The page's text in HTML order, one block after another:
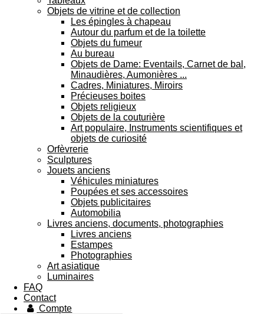
Objets de vitrine et de collection
Les épingles à chapeau
Autour du parfum et de la toilette
Objets du fumeur
Au bureau
Objets de Dame: Eventails, Carnet de bal,
Minaudières, Aumonières ...
Cadres, Miniatures, Miroirs
Précieuses boites
Objets religieux
Objets de la couturière
Art populaire, Instruments scientifiques et
objets de curiosité
Orfèvrerie
Sculptures
Jouets anciens
Véhicules miniatures
Poupées et ses accessoires
Objets publicitaires
Automobilia
Livres anciens, documents, photographies
Livres anciens
Estampes
Photographies
Art asiatique
Luminaires
FAQ
Contact
Compte